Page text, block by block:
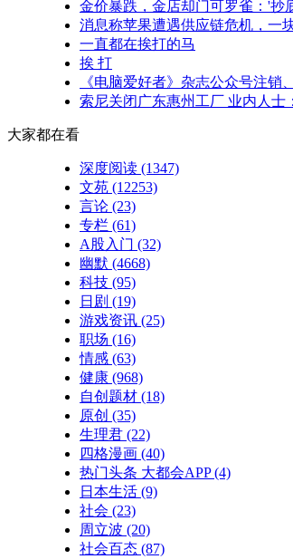
金价暴跌，金店却门可罗雀：'抄
消息称苹果遭遇供应链危机，一
一直都在挨打的马
挨 打
《电脑爱好者》杂志公众号注销
索尼关闭广东惠州工厂 业内人士
大家都在看
深度阅读 (1347)
文苑 (12253)
言论 (23)
专栏 (61)
A股入门 (32)
幽默 (4668)
科技 (95)
日剧 (19)
游戏资讯 (25)
职场 (16)
情感 (63)
健康 (968)
自创题材 (18)
原创 (35)
生理君 (22)
四格漫画 (40)
热门头条 大都会APP(4)
日本生活 (9)
社会 (23)
周立波 (20)
社会百态 (87)